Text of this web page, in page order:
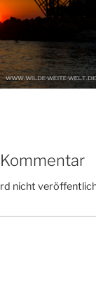
nicht